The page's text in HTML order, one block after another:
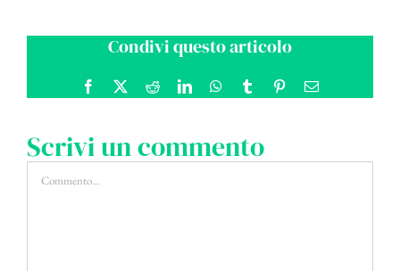
Condivi questo articolo
Facebook RedditLinkedInWhatsApp
Tumblr PinterestEmail
Scrivi un commento
Commento